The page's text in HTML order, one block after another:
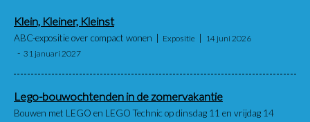
Klein, Kleiner, Kleinst
ABC-expositie over compact wonen Expositie
14 juni 2026
31 januari 2027
Lego-bouwochtenden in de zomervakantie
Bouwen met LEGO en LEGO Technic op dinsdag 11 en vrijdag 14